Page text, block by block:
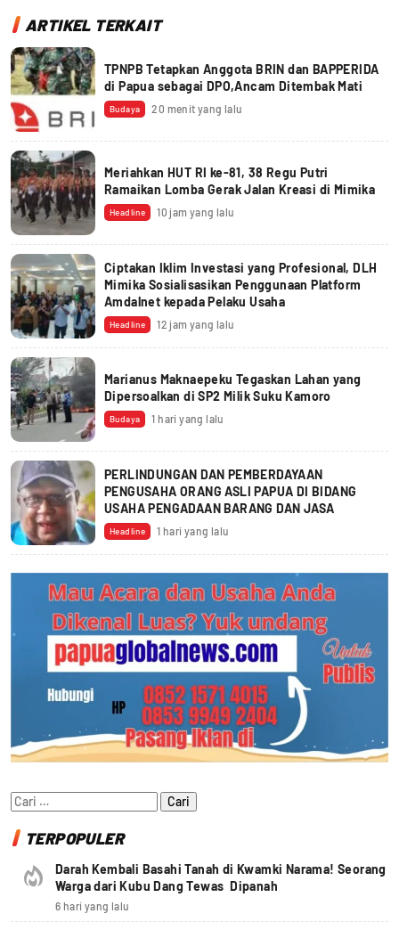
ARTIKEL TERKAIT
TPNPB Tetapkan Anggota BRIN dan BAPPERIDA
di Papua sebagai DPO,Ancam Ditembak Mati
Budaya 20 menit yang lalu
Meriahkan HUT RI ke-81, 38 Regu Putri
Ramaikan Lomba Gerak Jalan Kreasi di Mimika
Headline 10 jam yang lalu
Ciptakan Iklim Investasi yang Profesional, DLH
Mimika Sosialisasikan Penggunaan Platform
Amdalnet kepada Pelaku Usaha
Headline 12 jam yang lalu
Marianus Maknaepeku Tegaskan Lahan yang
Dipersoalkan di SP2 Milik Suku Kamoro
Budaya 1 hari yang lalu
PERLINDUNGAN DAN PEMBERDAYAAN
PENGUSAHA ORANG ASLI PAPUA DI BIDANG
USAHA PENGADAAN BARANG DAN JASA
Headline 1 hari yang lalu
Cari
untuk:
TERPOPULER
Darah Kembali Basahi Tanah di Kwamki Narama! Seorang
Warga dari Kubu Dang Tewas Dipanah
6 hari yang lalu